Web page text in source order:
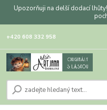
Upozorňuji na delší dodací
+420 608 332 958